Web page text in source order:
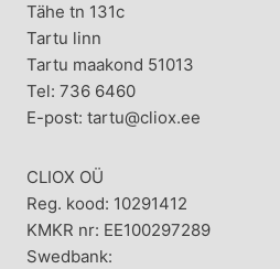
Tähe tn 131c
Tartu linn
Tartu maakond 51013
Tel: 736 6460
E-post: tartu@cliox.ee
CLIOX OÜ
Reg. kood: 10291412
KMKR nr: EE100297289
Swedbank: